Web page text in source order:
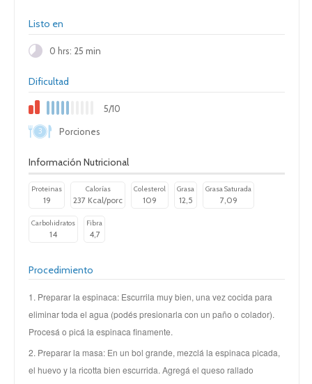
Listo en
0 hrs: 25 min
Dificultad
5/10
3 Porciones
Información Nutricional
Proteinas
19
Calorías
237 Kcal/porc
Colesterol
109
Grasa
12,5
Grasa Saturada
7,09
Carbohidratos
14
Fibra
4,7
Procedimiento
1. Preparar la espinaca: Escurrila muy bien, una vez cocida para
eliminar toda el agua (podés presionarla con un paño o colador).
Procesá o picá la espinaca finamente.
2. Preparar la masa: En un bol grande, mezclá la espinaca picada,
el huevo y la ricotta bien escurrida. Agregá el queso rallado